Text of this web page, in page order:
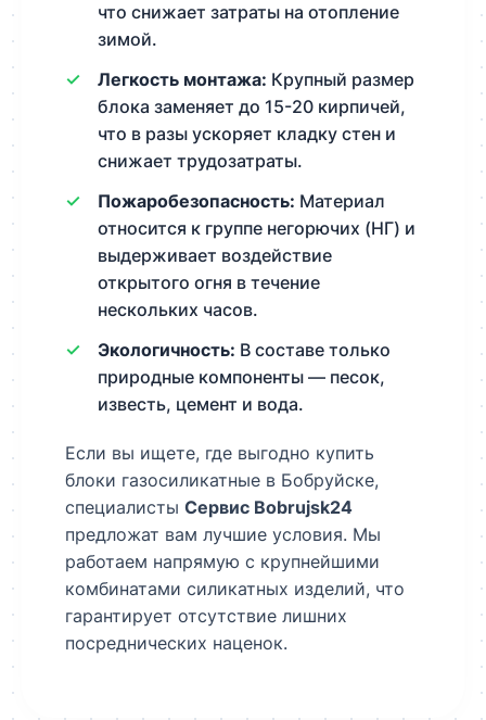
что снижает затраты на отопление
зимой.
Легкость монтажа: Крупный размер
блока заменяет до 15-20 кирпичей,
что в разы ускоряет кладку стен и
снижает трудозатраты.
Пожаробезопасность: Материал
относится к группе негорючих (НГ) и
выдерживает воздействие
открытого огня в течение
нескольких часов.
Экологичность: В составе только
природные компоненты — песок,
известь, цемент и вода.
Если вы ищете, где выгодно купить
блоки газосиликатные в Бобруйске,
специалисты Сервис Bobrujsk24
предложат вам лучшие условия. Мы
работаем напрямую с крупнейшими
комбинатами силикатных изделий, что
гарантирует отсутствие лишних
посреднических наценок.